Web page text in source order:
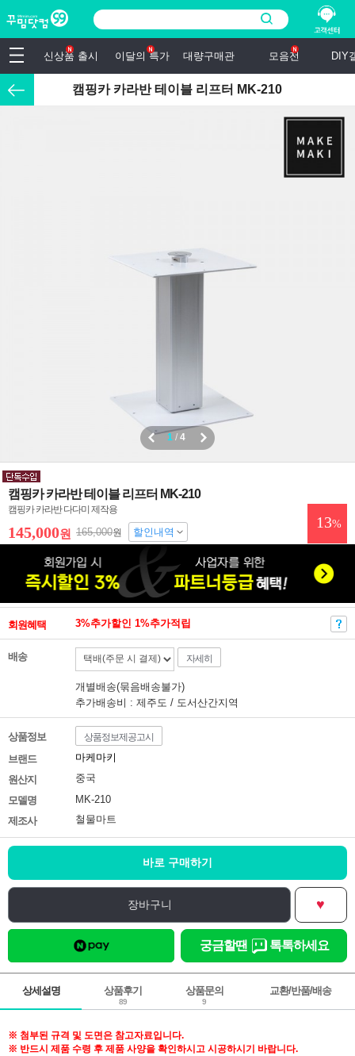
신상품 출시 이달의 특가 대량구매관 모음전 DIY
캠핑카 카라반 테이블 리프터 MK-210
1 / 4
캠핑카 카라반 테이블 리프터 MK-210
캠핑카 카라반 다다미 제작용
145,000원 165,000원 할인내역
13%
회원혜택 3%추가할인 1%추가적립
배송 자세히
개별배송(묶음배송불가)
추가배송비 : 제주도 / 도서산간지역
상품정보 상품정보제공고시
브랜드
마케마키
원산지
중국
모델명
MK-210
제조사
철물마트
바로 구매하기
장바구니 ♥
궁금할땐 톡톡하세요
상세설명 상품후기
89
상품문의
9
교환/반품/배송
※ 첨부된 규격 및 도면은 참고자료입니다.
※ 반드시 제품 수령 후 제품 사양을 확인하시고 시공하시기 바랍니다.